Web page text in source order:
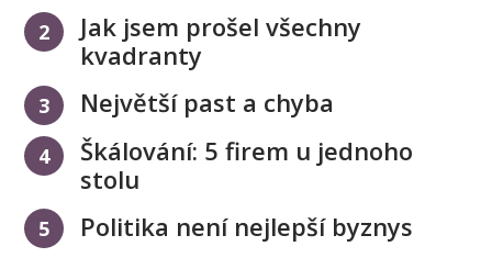
2
Jak jsem prošel všechny
kvadranty
3 Největší past a chyba
4
Škálování: 5 firem u jednoho
stolu
5 Politika není nejlepší byznys